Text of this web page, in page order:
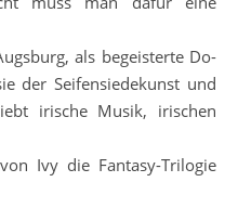
als begeisterte Do-
der Seifensiedekunst und
irische Musik, irischen
Ivy die Fantasy-Trilogie